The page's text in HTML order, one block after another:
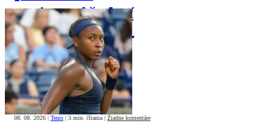
tenise môže byť
zneužité proti
trans komunite
08. 08. 2026 | Tenis | 3 min. čítania | Žiadne komentáre